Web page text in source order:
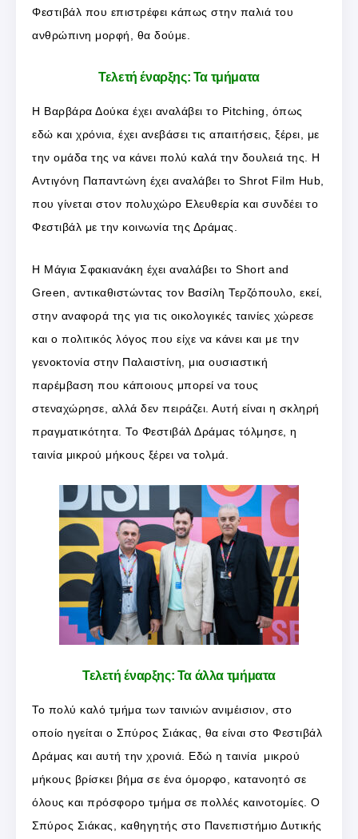
Φεστιβάλ που επιστρέφει κάπως στην παλιά του
ανθρώπινη μορφή, θα δούμε.
Τελετή έναρξης: Τα τμήματα
Η Βαρβάρα Δούκα έχει αναλάβει το Pitching, όπως
εδώ και χρόνια, έχει ανεβάσει τις απαιτήσεις, ξέρει, με
την ομάδα της να κάνει πολύ καλά την δουλειά της. Η
Αντιγόνη Παπαντώνη έχει αναλάβει το Shrot Film Hub,
που γίνεται στον πολυχώρο Ελευθερία και συνδέει το
Φεστιβάλ με την κοινωνία της Δράμας.
Η Μάγια Σφακιανάκη έχει αναλάβει το Short and
Green, αντικαθιστώντας τον Βασίλη Τερζόπουλο, εκεί,
στην αναφορά της για τις οικολογικές ταινίες χώρεσε
και ο πολιτικός λόγος που είχε να κάνει και με την
γενοκτονία στην Παλαιστίνη, μια ουσιαστική
παρέμβαση που κάποιους μπορεί να τους
στεναχώρησε, αλλά δεν πειράζει. Αυτή είναι η σκληρή
πραγματικότητα. Το Φεστιβάλ Δράμας τόλμησε, η
ταινία μικρού μήκους ξέρει να τολμά.
Τελετή έναρξης: Τα άλλα τμήματα
Το πολύ καλό τμήμα των ταινιών ανιμέισιον, στο
οποίο ηγείται ο Σπύρος Σιάκας, θα είναι στο Φεστιβάλ
Δράμας και αυτή την χρονιά. Εδώ η ταινία μικρού
μήκους βρίσκει βήμα σε ένα όμορφο, κατανοητό σε
όλους και πρόσφορο τμήμα σε πολλές καινοτομίες. Ο
Σπύρος Σιάκας, καθηγητής στο Πανεπιστήμιο Δυτικής